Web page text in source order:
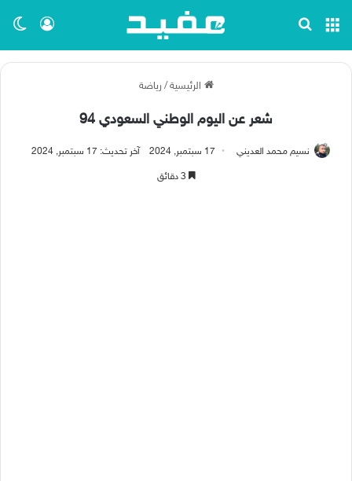
تسجيل القائمة
الرئيسية / رياضة
شعر عن اليوم الوطني السعودي 94
نسيم محمد العديني 17 سبتمبر, 2024 آخر تحديث: 17 سبتمبر, 2024